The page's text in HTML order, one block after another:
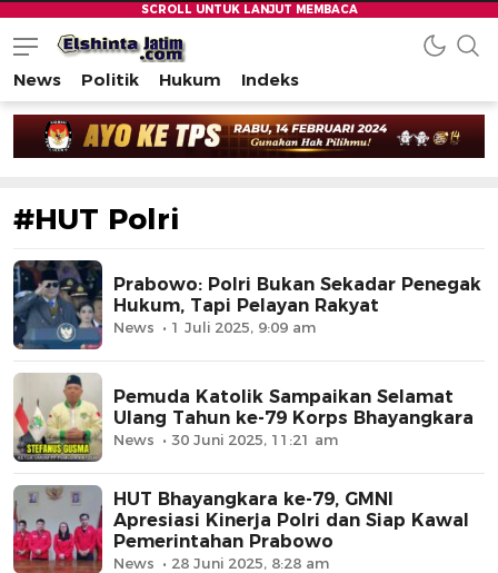
News Politik Hukum Indeks
#HUT Polri
Prabowo: Polri Bukan Sekadar Penegak
Hukum, Tapi Pelayan Rakyat
News 1 Juli 2025, 9:09 am
Pemuda Katolik Sampaikan Selamat
Ulang Tahun ke-79 Korps Bhayangkara
News 30 Juni 2025, 11:21 am
HUT Bhayangkara ke-79, GMNI
Apresiasi Kinerja Polri dan Siap Kawal
Pemerintahan Prabowo
News 28 Juni 2025, 8:28 am